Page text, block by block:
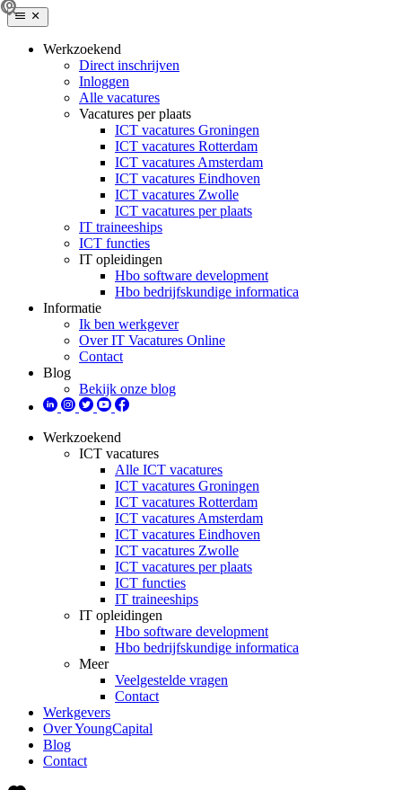
Werkzoekend
Direct inschrijven
Inloggen
Alle vacatures
Vacatures per plaats
ICT vacatures Groningen
ICT vacatures Rotterdam
ICT vacatures Amsterdam
ICT vacatures Eindhoven
ICT vacatures Zwolle
ICT vacatures per plaats
IT traineeships
ICT functies
IT opleidingen
Hbo software development
Hbo bedrijfskundige informatica
Informatie
Ik ben werkgever
Over IT Vacatures Online
Contact
Blog
Bekijk onze blog
Werkzoekend
ICT vacatures
Alle ICT vacatures
ICT vacatures Groningen
ICT vacatures Rotterdam
ICT vacatures Amsterdam
ICT vacatures Eindhoven
ICT vacatures Zwolle
ICT vacatures per plaats
ICT functies
IT traineeships
IT opleidingen
Hbo software development
Hbo bedrijfskundige informatica
Meer
Veelgestelde vragen
Contact
Werkgevers
Over YoungCapital
Blog
Contact